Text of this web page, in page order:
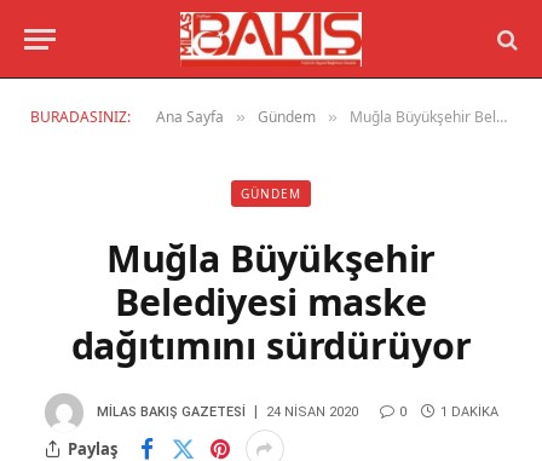
BURADASINIZ: Ana Sayfa » Gündem » Muğla Büyükşehir Belediyesi maske dağıtımını sürdürüyor
GÜNDEM
Muğla Büyükşehir
Belediyesi maske
dağıtımını sürdürüyor
MILAS BAKIŞ GAZETESI 24 NISAN 2020 0 1 DAKIKA
Paylaş